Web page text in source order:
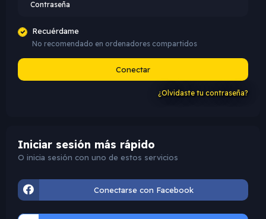
Recuérdame
No recomendado en ordenadores compartidos
Conectar
¿Olvidaste tu contraseña?
Iniciar sesión más rápido
O inicia sesión con uno de estos servicios
Conectarse con Facebook